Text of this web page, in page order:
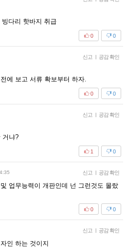
다리 핫바지 취급
0
0
신고 공감 확인
에 보고 서류 확보부터 하자.
0
0
신고 공감 확인
거냐?
0
1
신고 공감 확인
업무능력이 개판인데 넌 그런것도 몰랐
0
0
신고 공감 확인
인 하는 것이지